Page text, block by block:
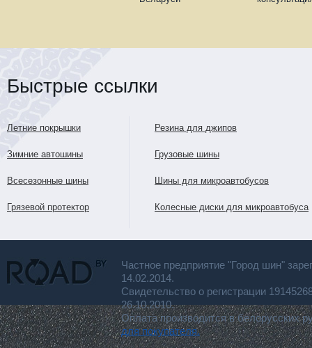
Быстрые ссылки
Летние покрышки
Зимние автошины
Всесезонные шины
Грязевой протектор
Резина для джипов
Грузовые шины
Шины для микроавтобусов
Колесные диски для микроавтобуса
Частное предприятие "Город шин"
14.02.2014.
Свидетельство о регистрации
26.10.2010.
Оплата производится в белорусских
для покупателя.